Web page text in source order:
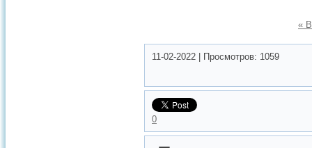
«
11-02-2022 Просмотров: 1059
0